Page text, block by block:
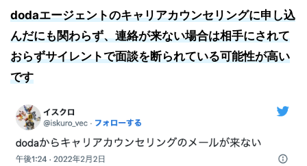
dodaエージェントのキャリアカウンセリングに申し込
んだにも関わらず、連絡が来ない場合は相手にされて
おらずサイレントで面談を断られている可能性が高い
です